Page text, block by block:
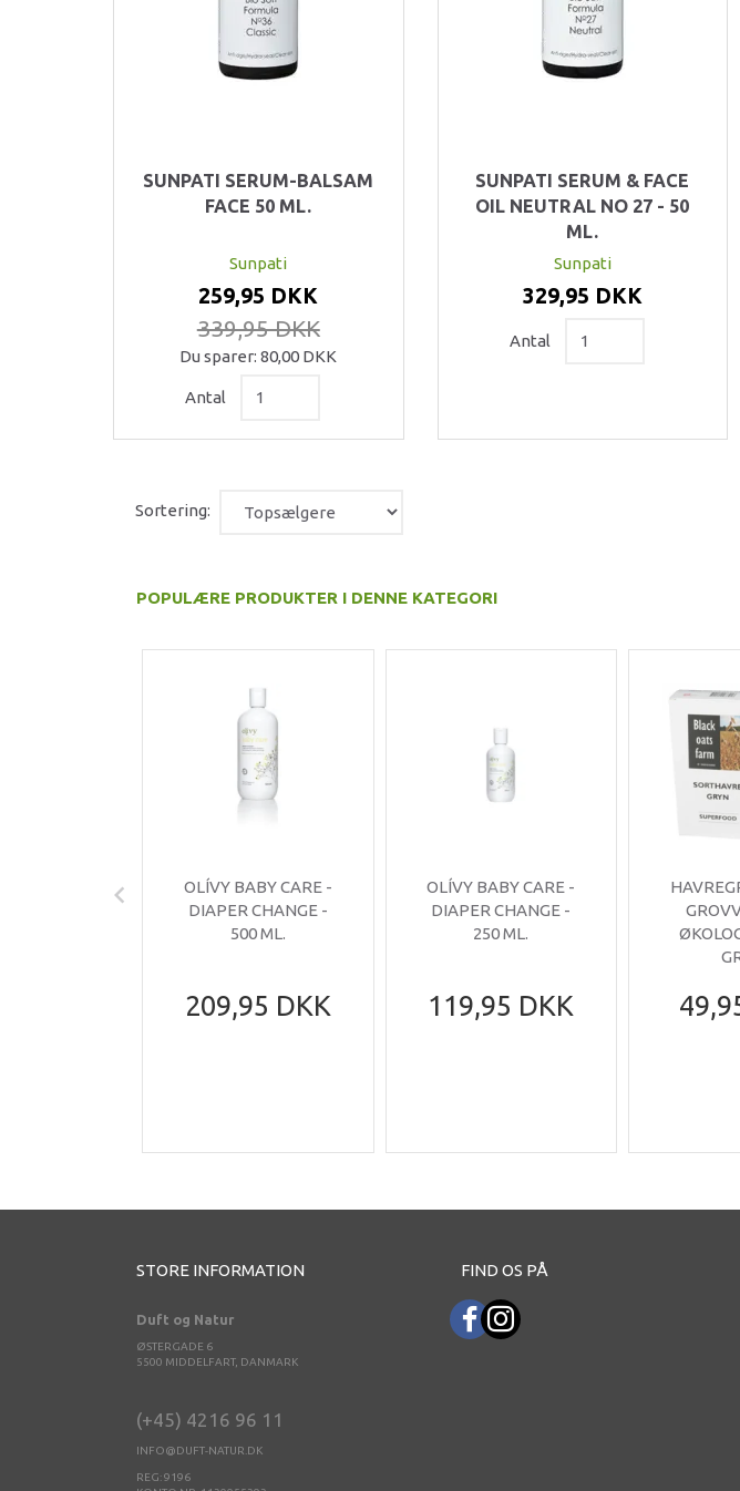
SUNPATI SERUM-BALSAM
FACE 50 ML.
Sunpati
259,95 DKK
339,95 DKK
Du sparer:80,00 DKK
Antal
SUNPATI SERUM & FACE
OIL NEUTRAL NO 27 - 50
ML.
Sunpati
329,95 DKK
Antal
Sortering:
POPULÆRE PRODUKTER I DENNE KATEGORI
OLÍVY BABY CARE -
DIAPER CHANGE -
500 ML.
209,95 DKK
OLÍVY BABY CARE -
DIAPER CHANGE -
250 ML.
119,95 DKK
STORE INFORMATION
Duft og Natur
ØSTERGADE 6
5500 MIDDELFART, DANMARK
(+45) 4216 96 11
INFO@DUFT-NATUR.DK
REG: 9196
FIND OS PÅ